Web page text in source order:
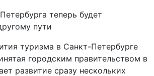
туризма в Санкт-Петербурге
городским правительством в
развитие сразу нескольких